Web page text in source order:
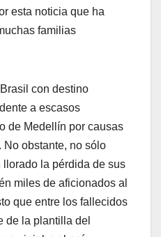
esta noticia que ha
familias
con destino
a escasos
de Medellín por causas
obstante, no sólo
la pérdida de sus
miles de aficionados al
que entre los fallecidos
de la plantilla del